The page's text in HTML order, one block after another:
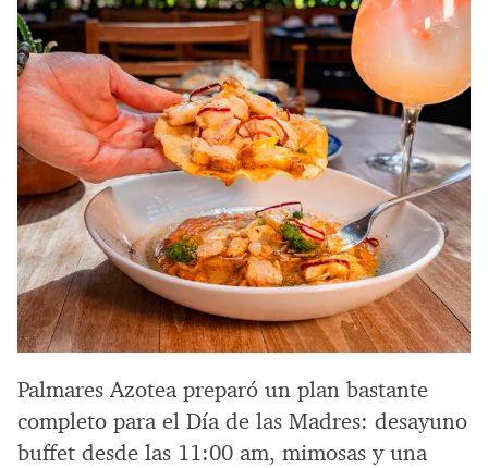
Palmares Azotea preparó un plan bastante
completo para el Día de las Madres: desayuno
buffet desde las 11:00 am, mimosas y una